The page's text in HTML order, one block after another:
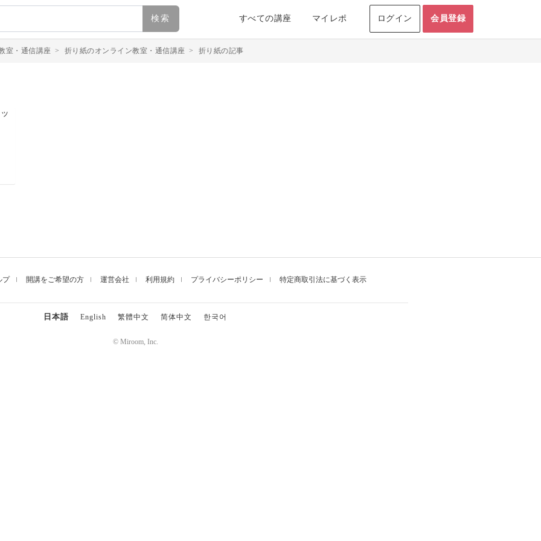
検索 すべての講座 マイレポ ログイン 会員登録
室・通信講座 > 折り紙のオンライン教室・通信講座 > 折り紙の記事
プ 開講をご希望の方 運営会社 利用規約 プライバシーポリシー 特定商取引法に基づく表示
日本語 English 繁體中文 简体中文 한국어
© Miroom, Inc.